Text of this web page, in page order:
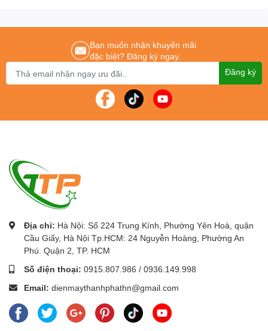
Để được tư vấn lắp đặt và sử dụng sản phẩm Quý khách hàng liên
hệ:0243.765.8333/0915.807.986
Máy photocopy chính hãng -Máy photocopy giá rẻ
Bạn muốn nhận khuyến mãi
đặc biệt? Đăng ký ngay.
Đăng ký
Địa chỉ: Hà Nội: Số 224 Trung Kính, Phường Yên Hoà, quận
Cầu Giấy, Hà Nội Tp.HCM: 24 Nguyễn Hoàng, Phường An
Phú. Quận 2, TP. HCM
Số điện thoại: 0915.807.986 / 0936.149.998
Email: dienmaythanhphathn@gmail.com